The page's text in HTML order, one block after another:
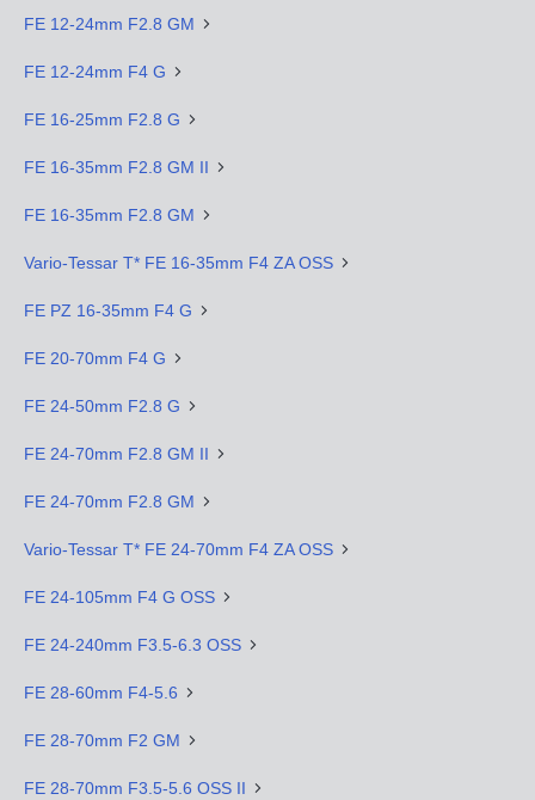
FE 12-24mm F2.8 GM
FE 12-24mm F4 G
FE 16-25mm F2.8 G
FE 16-35mm F2.8 GM II
FE 16-35mm F2.8 GM
Vario-Tessar T* FE 16-35mm F4 ZA OSS
FE PZ 16-35mm F4 G
FE 20-70mm F4 G
FE 24-50mm F2.8 G
FE 24-70mm F2.8 GM II
FE 24-70mm F2.8 GM
Vario-Tessar T* FE 24-70mm F4 ZA OSS
FE 24-105mm F4 G OSS
FE 24-240mm F3.5-6.3 OSS
FE 28-60mm F4-5.6
FE 28-70mm F2 GM
FE 28-70mm F3.5-5.6 OSS II